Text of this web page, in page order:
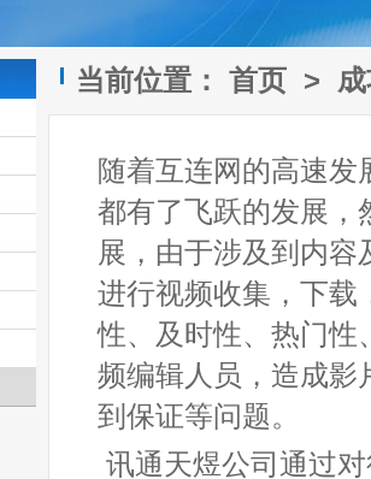
当前位置： 首页 >
随着互连网的高速
都有了飞跃的发展，
展，由于涉及到内
进行视频收集，下载
性、及时性、热门性
频编辑人员，造成影
到保证等问题。
讯通天煜公司通过